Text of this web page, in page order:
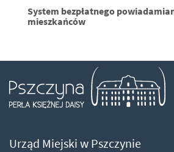
System bezpłatnego
mieszkańców
Urząd Miejski w Pszczynie